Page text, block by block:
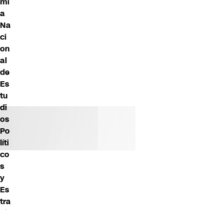
a
Na
ci
on
al
de
Es
tu
di
os
Po
líti
co
s
y
Es
tra